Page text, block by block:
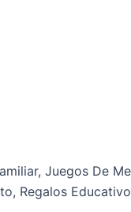
Juegos De
Regalos